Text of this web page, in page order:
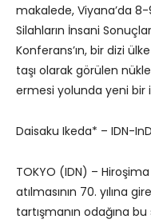
makalede, Viyana’da 8-
Silahların İnsani
Konferans’ın, bir dizi
taşı olarak görülen
ermesi yolunda yeni bir
Daisaku Ikeda* – IDN-
TOKYO (IDN) –
atılmasının 70. yılına
tartışmanın odağına bu